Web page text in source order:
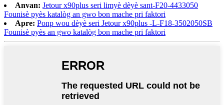
Anvan: Jetour x90plus seri limyè dèyè sant-F20-4433050
Founisè pyès katalòg an gwo bon mache pri faktori
Apre: Ponp wou dèyè seri Jetour x90plus -L-F18-3502050SB
Founisè pyès an gwo katalòg bon mache pri faktori